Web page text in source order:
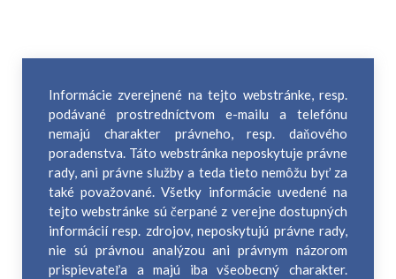
Informácie zverejnené na tejto webstránke, resp.
podávané prostredníctvom e-mailu a telefónu
nemajú charakter právneho, resp. daňového
poradenstva. Táto webstránka neposkytuje právne
rady, ani právne služby a teda tieto nemôžu byť za
také považované. Všetky informácie uvedené na
tejto webstránke sú čerpané z verejne dostupných
informácií resp. zdrojov, neposkytujú právne rady,
nie sú právnou analýzou ani právnym názorom
prispievateľa a majú iba všeobecný charakter.